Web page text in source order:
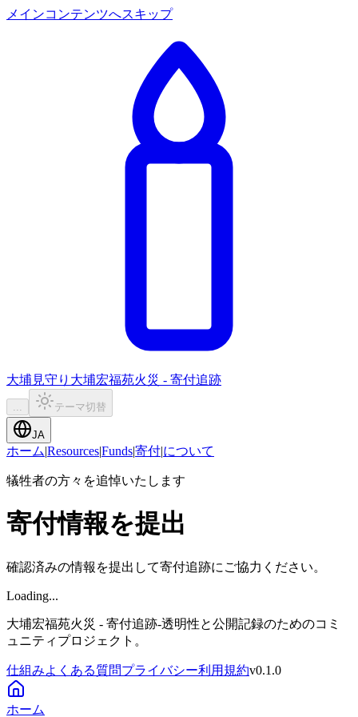
メインコンテンツへスキップ
大埔見守り 大埔宏福苑火災 - 寄付追跡
... テーマ切替
JA
ホーム|Resources|Funds|寄付|について
犠牲者の方々を追悼いたします
寄付情報を提出
確認済みの情報を提出して寄付追跡にご協力ください。
Loading...
大埔宏福苑火災 - 寄付追跡-透明性と公開記録のためのコミ
ュニティプロジェクト。
仕組みよくある質問プライバシー利用規約v0.1.0
ホーム